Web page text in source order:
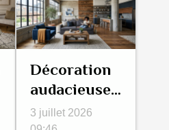
Décoration
audacieuse :
comment
3 juillet 2026